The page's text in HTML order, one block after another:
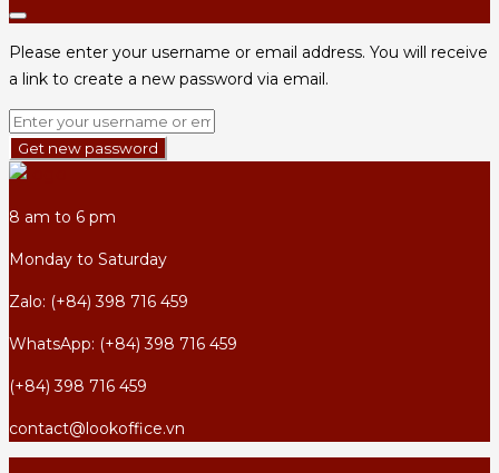
Please enter your username or email address. You will receive
a link to create a new password via email.
Get new password
8 am to 6 pm
Monday to Saturday
Zalo: (+84) 398 716 459
WhatsApp: (+84) 398 716 459
(+84) 398 716 459
contact@lookoffice.vn